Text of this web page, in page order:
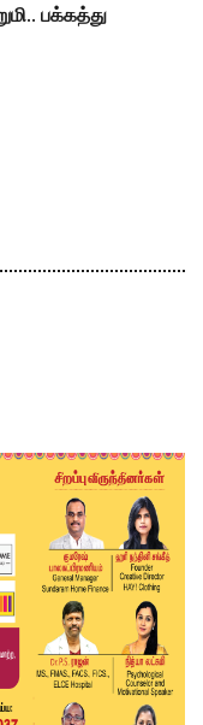
பக்கத்து